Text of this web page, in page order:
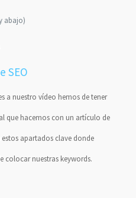
abajo)
SEO
a nuestro vídeo hemos de tener
que hacemos con un artículo de
apartados clave donde
colocar nuestras keywords.